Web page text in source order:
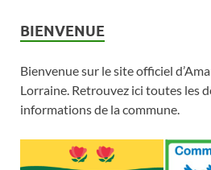
BIENVENUE
Bienvenue sur le site officiel
Lorraine. Retrouvez ici toutes les
informations de la commune.